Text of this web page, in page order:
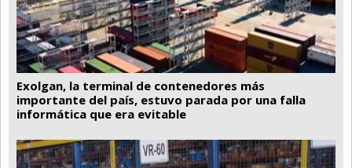
Exolgan, la terminal de contenedores más
importante del país, estuvo parada por una falla
informática que era evitable